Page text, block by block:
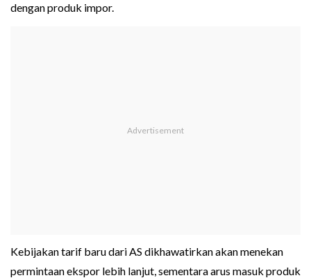
dengan produk impor.
Kebijakan tarif baru dari AS dikhawatirkan akan menekan
permintaan ekspor lebih lanjut, sementara arus masuk produk